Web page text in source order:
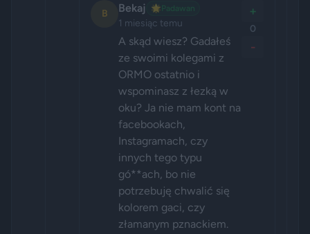
B Bekaj 🌟Padawan
1 miesiąc temu
A skąd wiesz? Gadałeś
ze swoimi kolegami z
ORMO ostatnio i
wspominasz z łezką w
oku? Ja nie mam kont na
facebookach,
Instagramach, czy
innych tego typu
gó**ach, bo nie
potrzebuję chwalić się
kolorem gaci, czy
złamanym pznackiem.
+
0
-